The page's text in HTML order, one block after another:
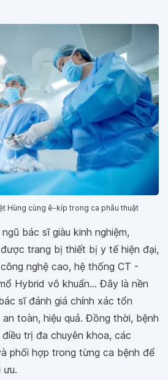
Hùng cùng ê-kíp trong ca phẫu thuật
bác sĩ giàu kinh nghiệm,
trang bị thiết bị y tế hiện đại,
nghệ cao, hệ thống CT -
Hybrid vô khuẩn… Đây là nền
sĩ đánh giá chính xác tổn
toàn, hiệu quả. Đồng thời, bệnh
trị đa chuyên khoa, các
phối hợp trong từng ca bệnh để